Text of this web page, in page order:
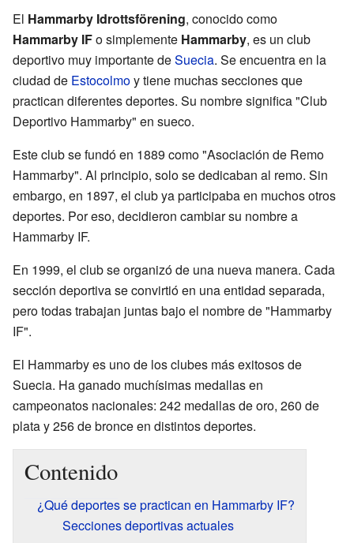
El Hammarby Idrottsförening, conocido como
Hammarby IFo simplemente Hammarby, es un club
deportivo muy importante deSuecia. Se encuentra en la
ciudad de Estocolmoy tiene muchas secciones que
practican diferentes deportes. Su nombre significa "Club
Deportivo Hammarby" en sueco.
Este club se fundó en 1889 como "Asociación de Remo
Hammarby". Al principio, solo se dedicaban al remo. Sin
embargo, en 1897, el club ya participaba en muchos otros
deportes. Por eso, decidieron cambiar su nombre a
Hammarby IF.
En 1999, el club se organizó de una nueva manera. Cada
sección deportiva se convirtió en una entidad separada,
pero todas trabajan juntas bajo el nombre de "Hammarby
IF".
El Hammarby es uno de los clubes más exitosos de
Suecia. Ha ganado muchísimas medallas en
campeonatos nacionales: 242 medallas de oro, 260 de
plata y 256 de bronce en distintos deportes.
Contenido
¿Qué deportes se practican en Hammarby IF?
Secciones deportivas actuales